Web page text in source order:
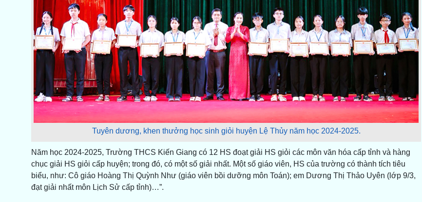
Tuyên dương, khen thưởng học sinh giỏi huyện Lệ Thủy năm học 2024-2025.
Năm học 2024-2025, Trường THCS Kiến Giang có 12 HS đoạt giải HS giỏi các môn văn hóa cấp tỉnh và hàng
chục giải HS giỏi cấp huyện; trong đó, có một số giải nhất. Một số giáo viên, HS của trường có thành tích tiêu
biểu, như: Cô giáo Hoàng Thị Quỳnh Như (giáo viên bồi dưỡng môn Toán); em Dương Thị Thảo Uyên (lớp 9/3,
đạt giải nhất môn Lịch Sử cấp tỉnh)…”.